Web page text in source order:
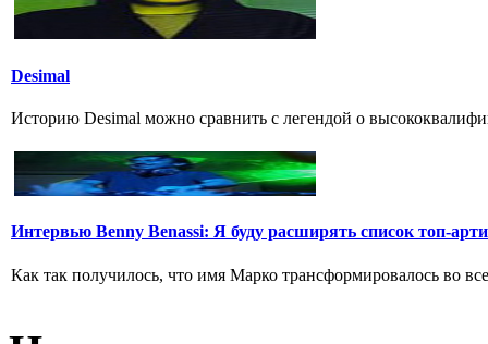
Desimal
Историю Desimal можно сравнить с легендой о
Интервью Benny Benassi: Я буду расширять список топ-
Как так получилось, что имя Марко трансформировалось во